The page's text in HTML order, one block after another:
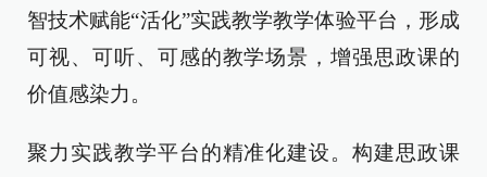
智技术赋能“活化”实践教学教学体验平台，形成
可视、可听、可感的教学场景，增强思政课的
价值感染力。
聚力实践教学平台的精准化建设。构建思政课